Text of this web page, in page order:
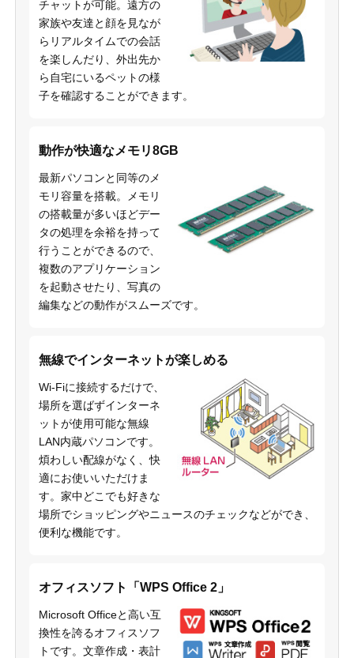
チャットが可能。遠方の
家族や友達と顔を見なが
らリアルタイムでの会話
を楽しんだり、外出先か
ら自宅にいるペットの様
子を確認することができます。
動作が快適なメモリ8GB
最新パソコンと同等のメ
モリ容量を搭載。メモリ
の搭載量が多いほどデー
タの処理を余裕を持って
行うことができるので、
複数のアプリケーション
を起動させたり、写真の
編集などの動作がスムーズです。
無線でインターネットが楽しめる
Wi-Fiに接続するだけで、
場所を選ばずインターネ
ットが使用可能な無線
LAN内蔵パソコンです。
煩わしい配線がなく、快
適にお使いいただけま
す。家中どこでも好きな
場所でショッピングやニュースのチェックなどができ、
便利な機能です。
オフィスソフト「WPS Office 2」
Microsoft Officeと高い互
換性を誇るオフィスソフ
トです。文章作成・表計